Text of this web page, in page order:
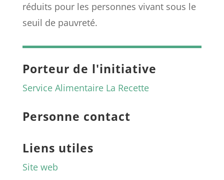
réduits pour les personnes vivant sous le
seuil de pauvreté.
Porteur de l'initiative
Service Alimentaire La Recette
Personne contact
Liens utiles
Site web